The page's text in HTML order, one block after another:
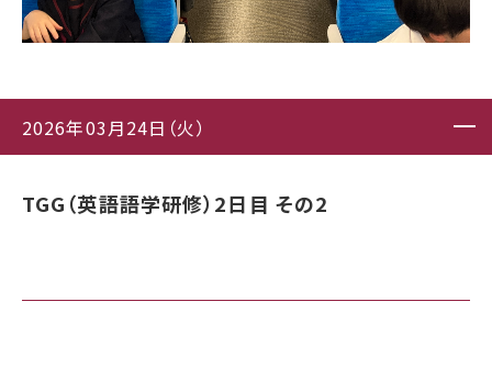
2026年03月24日（火）
TGG（英語語学研修）2日目 その2